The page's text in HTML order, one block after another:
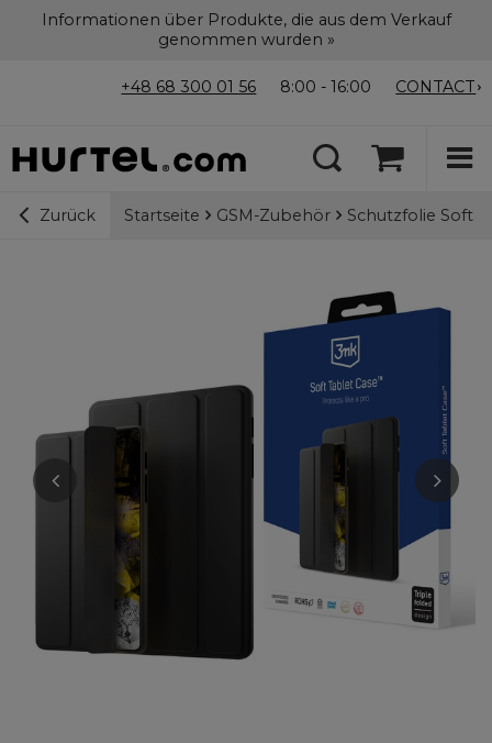
Informationen über Produkte, die aus dem Verkauf
genommen wurden »
+48 68 300 01 56 8:00 - 16:00 CONTACT
Zurück Startseite GSM-Zubehör Schutzfolie Soft